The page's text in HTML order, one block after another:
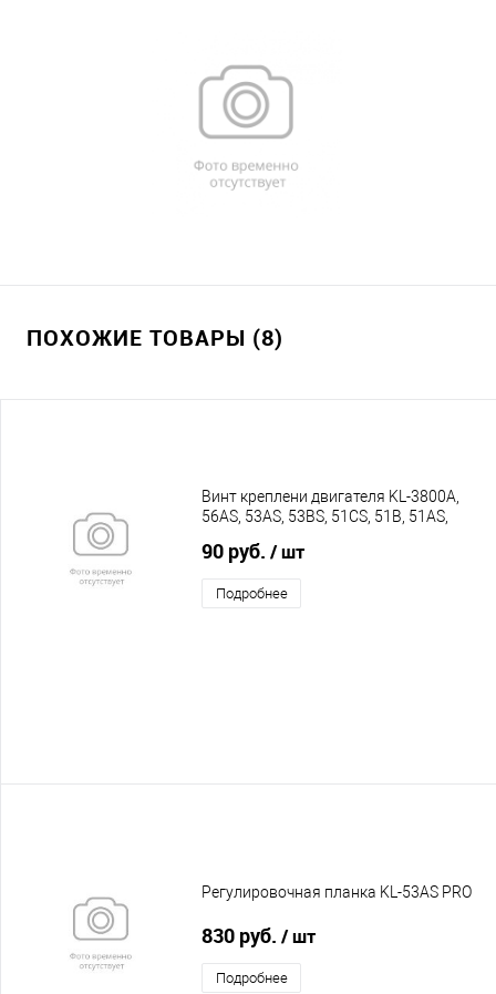
ПОХОЖИЕ ТОВАРЫ (8)
Винт креплени двигателя KL-3800A,
56AS, 53AS, 53BS, 51CS, 51B, 51AS,
90 руб. / шт
Подробнее
Регулировочная планка KL-53AS PRO
830 руб. / шт
Подробнее